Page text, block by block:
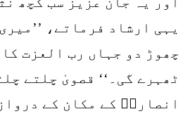
یہی ارشاد فرماتے،
چھوڑ دو جہاں رب العزت
ٹھہرے گی۔‘‘ قصویٰ چلتے
انصاریؓ کے مکان کے